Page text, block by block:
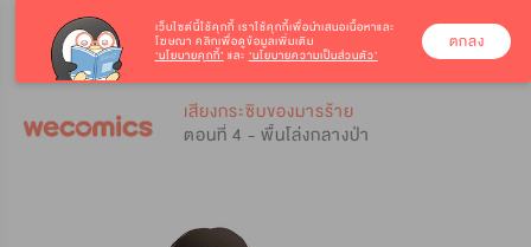
เสียงกระซิบของมารร้าย
ตอนที่ 4 - พื้นโล่งกลางป่า
เว็บไซต์นี้ใช้คุกกี้ เราใช้คุกกี้เพื่อนำเสนอเนื้อหาและ
โฆษณา คลิกเพื่อดูข้อมูลเพิ่มเติม
‘นโยบายคุกกี้’ และ ‘นโยบายความเป็นส่วนตัว’
ตกลง